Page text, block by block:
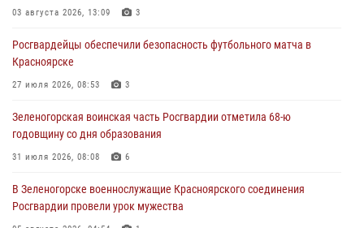
04 августа 2026, 09:57
Сотрудники Росгвардии обеспечили общественный порядок во
время проведения экстремального заплыва в Дудинке
04 августа 2026, 08:36
В Красноярске сотрудники Росгвардии задержали подозреваемого
в серии краж из супермаркета
04 августа 2026, 06:50
Военнослужащие Красноярского соединения Росгвардии
познакомили отдыхающих детей с тонкостями РХБ защиты
03 августа 2026, 13:09 3
Росгвардейцы обеспечили безопасность футбольного матча в
Красноярске
27 июля 2026, 08:53 3
Зеленогорская воинская часть Росгвардии отметила 68-ю
годовщину со дня образования
31 июля 2026, 08:08 6
В Зеленогорске военнослужащие Красноярского соединения
Росгвардии провели урок мужества